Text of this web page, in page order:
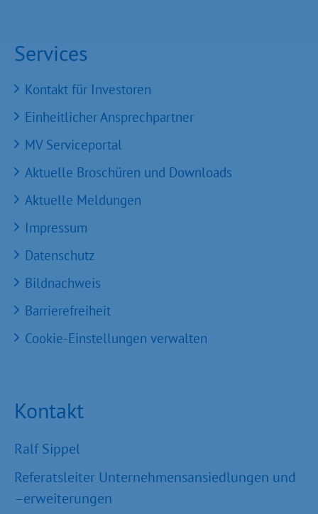
Services
Kontakt für Investoren
Einheitlicher Ansprechpartner
MV Serviceportal
Aktuelle Broschüren und Downloads
Aktuelle Meldungen
Impressum
Datenschutz
Bildnachweis
Barrierefreiheit
Cookie-Einstellungen verwalten
Kontakt
Ralf Sippel
Referatsleiter Unternehmensansiedlungen und
–erweiterungen